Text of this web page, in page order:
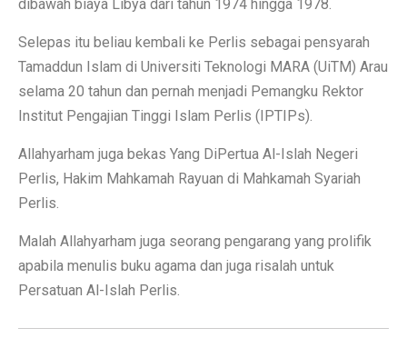
dibawah biaya Libya dari tahun 1974 hingga 1978.
Selepas itu beliau kembali ke Perlis sebagai pensyarah
Tamaddun Islam di Universiti Teknologi MARA (UiTM) Arau
selama 20 tahun dan pernah menjadi Pemangku Rektor
Institut Pengajian Tinggi Islam Perlis (IPTIPs).
Allahyarham juga bekas Yang DiPertua Al-Islah Negeri
Perlis, Hakim Mahkamah Rayuan di Mahkamah Syariah
Perlis.
Malah Allahyarham juga seorang pengarang yang prolifik
apabila menulis buku agama dan juga risalah untuk
Persatuan Al-Islah Perlis.